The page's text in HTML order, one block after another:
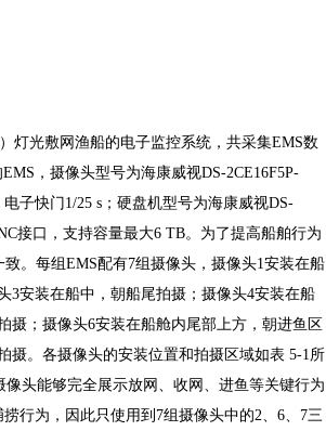
灯光敷网渔船的电子监控系统，共采集EMS数
，摄像头型号为海康威视DS-2CE16F5P-
子快门1/25 s；硬盘机型号为海康威视DS-
接口，支持容量最大6 TB。为了提高船舶行为
。每组EMS配有7组摄像头，摄像头1安装在船
3安装在船中，朝船尾拍摄；摄像头4安装在船
摄；摄像头6安装在船舱内尾部上方，朝进鱼区
摄。各摄像头的安装位置和拍摄区域如表 5-1所
头能够完全展示放网、收网、进鱼等关键行为
行为，因此只使用到7组摄像头中的2、6、7三